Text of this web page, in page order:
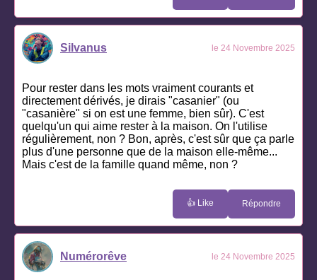
Silvanus le 24 Novembre 2025
Pour rester dans les mots vraiment courants et
directement dérivés, je dirais "casanier" (ou
"casanière" si on est une femme, bien sûr). C'est
quelqu'un qui aime rester à la maison. On l'utilise
régulièrement, non ? Bon, après, c'est sûr que ça parle
plus d'une personne que de la maison elle-même...
Mais c'est de la famille quand même, non ?
👍 Like Répondre
Numérorêve le 24 Novembre 2025